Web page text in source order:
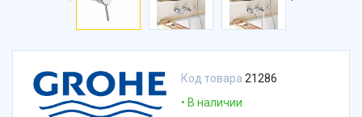
Код товара 21286
В наличии